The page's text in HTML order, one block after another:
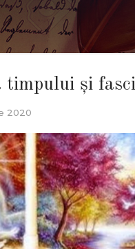
timpului și
2020